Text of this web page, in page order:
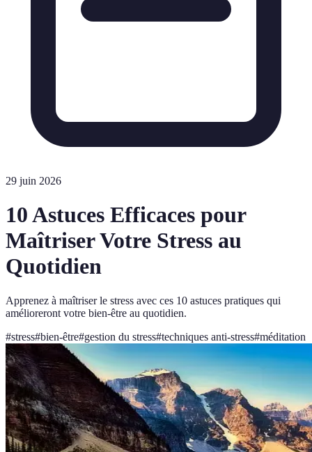
29 juin 2026
10 Astuces Efficaces pour
Maîtriser Votre Stress au
Quotidien
Apprenez à maîtriser le stress avec ces 10 astuces pratiques qui
amélioreront votre bien-être au quotidien.
#stress#bien-être#gestion du stress#techniques anti-stress#méditation